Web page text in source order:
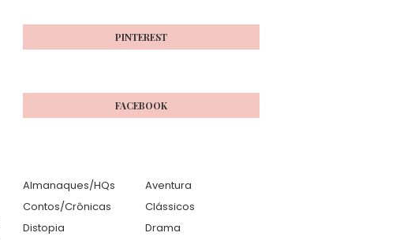
PINTEREST
FACEBOOK
Almanaques/HQs
Aventura
Contos/Crônicas
Clássicos
Distopia
Drama